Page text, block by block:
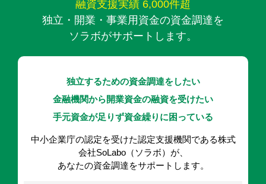
融資支援実績 6,000件超
独立・開業・事業用資金の資金調達を
ソラボがサポートします。
独立するための資金調達をしたい
金融機関から開業資金の融資を受けたい
手元資金が足りず資金繰りに困っている
中小企業庁の認定を受けた認定支援機関である株式
会社SoLabo（ソラボ）が、
あなたの資金調達をサポートします。